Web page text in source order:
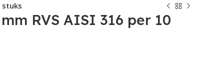
stuks
RVS AISI 316 per 10